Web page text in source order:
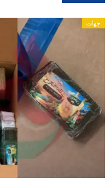
جهات